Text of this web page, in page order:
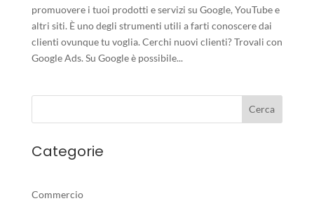
promuovere i tuoi prodotti e servizi su Google, YouTube e
altri siti. È uno degli strumenti utili a farti conoscere dai
clienti ovunque tu voglia. Cerchi nuovi clienti? Trovali con
Google Ads. Su Google è possibile...
Categorie
Commercio